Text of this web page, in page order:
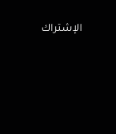
الإشتراك